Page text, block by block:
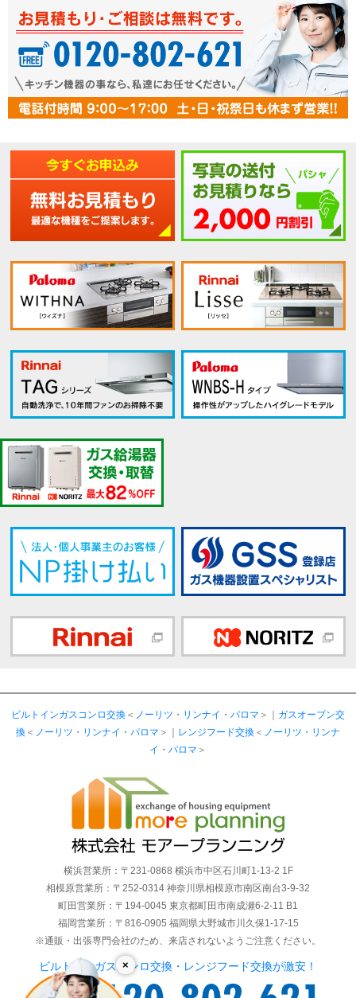
×
ビルトインガスコンロ交換 ＜ ノーリツ ・ リンナイ ・ パロマ ＞｜ ガスオーブン交
換 ＜ ノーリツ ・ リンナイ ・ パロマ ＞｜ レンジフード交換 ＜ ノーリツ ・ リンナ
イ ・ パロマ ＞
横浜営業所：〒231-0868 横浜市中区石川町1-13-2 1F
相模原営業所：〒252-0314 神奈川県相模原市南区南台3-9-32
町田営業所：〒194-0045 東京都町田市南成瀬6-2-11 B1
福岡営業所：〒816-0905 福岡県大野城市川久保1-17-15
※通販・出張専門会社のため、来店されないようご注意ください。
ビルトインガスコンロ交換・レンジフード交換が激安！